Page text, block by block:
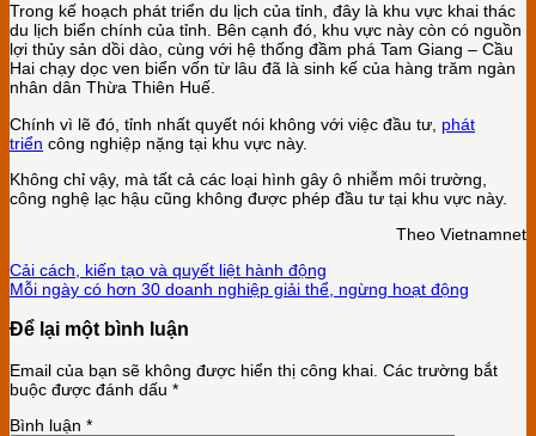
Trong kế hoạch phát triển du lịch của tỉnh, đây là khu vực khai thác
du lịch biển chính của tỉnh. Bên cạnh đó, khu vực này còn có nguồn
lợi thủy sản dồi dào, cùng với hệ thống đầm phá Tam Giang – Cầu
Hai chạy dọc ven biển vốn từ lâu đã là sinh kế của hàng trăm ngàn
nhân dân Thừa Thiên Huế.
Chính vì lẽ đó, tỉnh nhất quyết nói không với việc đầu tư, phát
triển công nghiệp nặng tại khu vực này.
Không chỉ vậy, mà tất cả các loại hình gây ô nhiễm môi trường,
công nghệ lạc hậu cũng không được phép đầu tư tại khu vực này.
Theo Vietnamnet
Cải cách, kiến tạo và quyết liệt hành động
Mỗi ngày có hơn 30 doanh nghiệp giải thể, ngừng hoạt động
Để lại một bình luận
Email của bạn sẽ không được hiển thị công khai. Các trường bắt
buộc được đánh dấu *
Bình luận *